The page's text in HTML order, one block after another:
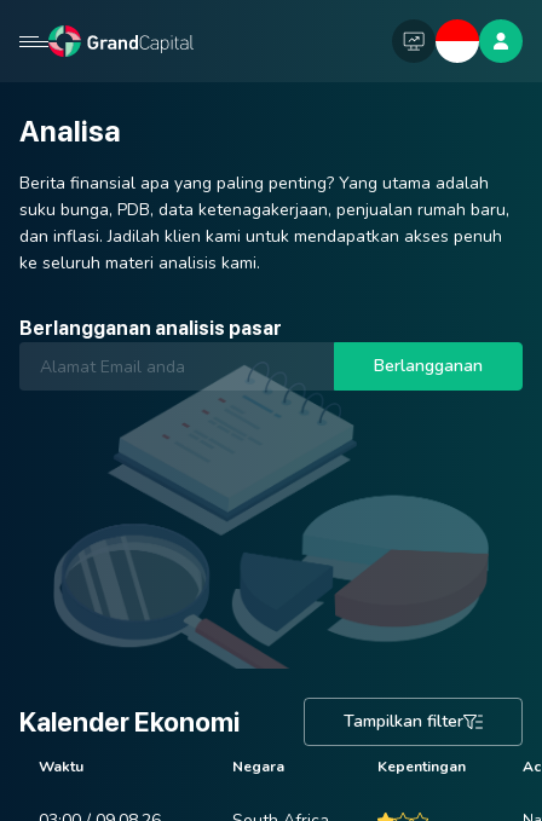
Analisa
Berita finansial apa yang paling penting? Yang utama adalah
suku bunga, PDB, data ketenagakerjaan, penjualan rumah baru,
dan inflasi. Jadilah klien kami untuk mendapatkan akses penuh
ke seluruh materi analisis kami.
Berlangganan analisis pasar
Berlangganan
Kalender Ekonomi Tampilkan filter
Waktu Negara Kepentingan